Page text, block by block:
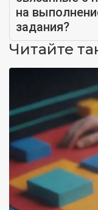
на
задания?
Читайте